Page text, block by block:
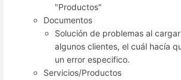
"Productos"
Documentos
Solución de problemas al cargar
algunos clientes, el cuál hacía
un error especifico.
Servicios/Productos